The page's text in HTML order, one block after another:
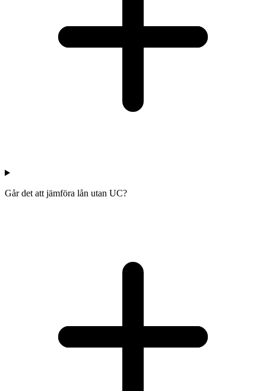
Går det att jämföra lån utan UC?